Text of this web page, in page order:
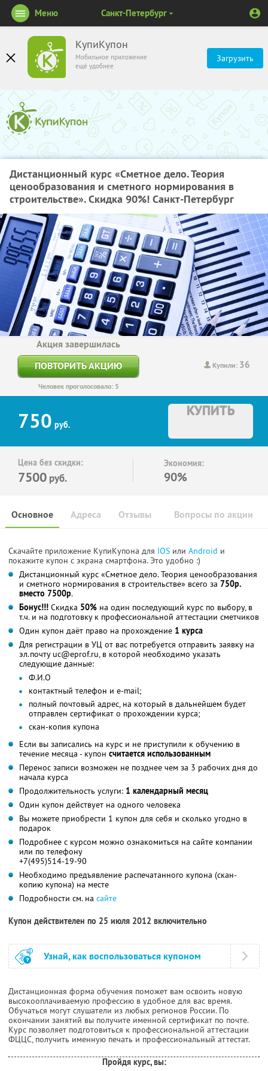
КупиКупон
Мобильное приложение
ещё удобнее
Загрузить
Меню Санкт-Петербург
Дистанционный курс «Сметное дело. Теория
ценообразования и сметного нормирования в
строительстве». Скидка 90%! Санкт-Петербург
Купили: 36
Акция завершилась
ПОВТОРИТЬ АКЦИЮ
Человек проголосовало: 5
750 руб.
КУПИТЬ
Цена без скидки:
7500 руб.
Экономия:
90%
Основное Отзывы Вопросы по акции
Адреса
Скачайте приложение КупиКупона для IOS или Android и
покажите купон с экрана смартфона. Это удобно :)
Дистанционный курс «Сметное дело. Теория ценообразования
и сметного нормирования в строительстве» всего за 750р.
вместо 7500р.
Бонус!!! Скидка 50% на один последующий курс по выбору, в
т.ч. и на подготовку к профессиональной аттестации сметчиков
Один купон даёт право на прохождение 1 курса
Для регистрации в УЦ от вас потребуется отправить заявку на
эл.почту uc@eprof.ru, в которой необходимо указать
следующие данные:
Ф.И.О
контактный телефон и e-mail;
полный почтовый адрес, на который в дальнейшем будет
отправлен сертификат о прохождении курса;
скан-копия купона
Если вы записались на курс и не приступили к обучению в
течение месяца - купон считается использованным
Перенос записи возможен не позднее чем за 3 рабочих дня до
начала курса
Продолжительность услуги: 1 календарный месяц
Один купон действует на одного человека
Вы можете приобрести 1 купон для себя и сколько угодно в
подарок
Подробнее с курсом можно ознакомиться на сайте компании
или по телефону
+7(495)514-19-90
Необходимо предъявление распечатанного купона (скан-
копию купона) на месте
Подробности см. на сайте
Купон действителен по 25 июля 2012 включительно
Узнай, как воспользоваться купоном
Дистанционная форма обучения поможет вам освоить новую
высокооплачиваемую профессию в удобное для вас время.
Обучаться могут слушатели из любых регионов России. По
окончании занятий вы получите именной сертификат по почте.
Курс позволяет подготовиться к профессиональной аттестации
ФЦЦС, получить именную печать и профессиональный аттестат.
Пройдя курс, вы: